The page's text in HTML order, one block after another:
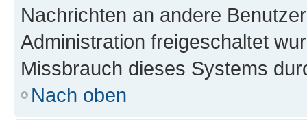
Nachrichten an andere
Administration freigeschaltet
Missbrauch dieses Systems
Nach oben